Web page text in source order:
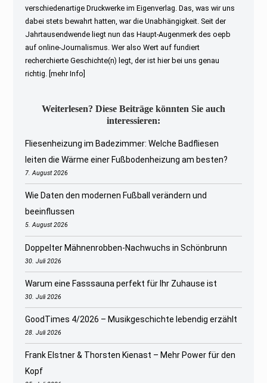
verschiedenartige Druckwerke im Eigenverlag. Das, was wir uns
dabei stets bewahrt hatten, war die Unabhängigkeit. Seit der
Jahrtausendwende liegt nun das Haupt-Augenmerk des oepb
auf online-Journalismus. Wer also Wert auf fundiert
recherchierte Geschichte(n) legt, der ist hier bei uns genau
richtig.
[mehr Info]
Weiterlesen? Diese Beiträge könnten Sie auch
interessieren:
Fliesenheizung im Badezimmer: Welche Badfliesen
leiten die Wärme einer Fußbodenheizung am besten?
7. August 2026
Wie Daten den modernen Fußball verändern und
beeinflussen
5. August 2026
Doppelter Mähnenrobben-Nachwuchs in Schönbrunn
30. Juli 2026
Warum eine Fasssauna perfekt für Ihr Zuhause ist
30. Juli 2026
GoodTimes 4/2026 – Musikgeschichte lebendig erzählt
28. Juli 2026
Frank Elstner & Thorsten Kienast – Mehr Power für den
Kopf